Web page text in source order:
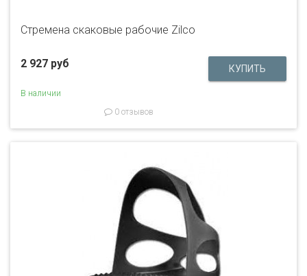
Стремена скаковые рабочие Zilco
2 927 руб
В наличии
0 отзывов